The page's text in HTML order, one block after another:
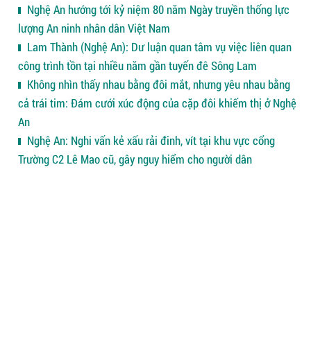
Nghệ An hướng tới kỷ niệm 80 năm Ngày truyền thống lực
lượng An ninh nhân dân Việt Nam
Lam Thành (Nghệ An): Dư luận quan tâm vụ việc liên quan
công trình tồn tại nhiều năm gần tuyến đê Sông Lam
Không nhìn thấy nhau bằng đôi mắt, nhưng yêu nhau bằng
cả trái tim: Đám cưới xúc động của cặp đôi khiếm thị ở Nghệ
An
Nghệ An: Nghi vấn kẻ xấu rải đinh, vít tại khu vực cổng
Trường C2 Lê Mao cũ, gây nguy hiểm cho người dân